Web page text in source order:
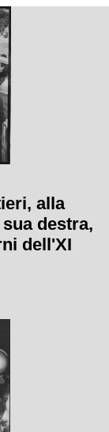
alla
destra,
dell'XI